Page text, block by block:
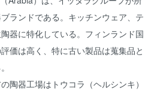
ランドである。キッチンウェア、テ
器に特化している。フィンランド国
価は高く、特に古い製品は蒐集品と
陶器工場はトウコラ（ヘルシンキ）